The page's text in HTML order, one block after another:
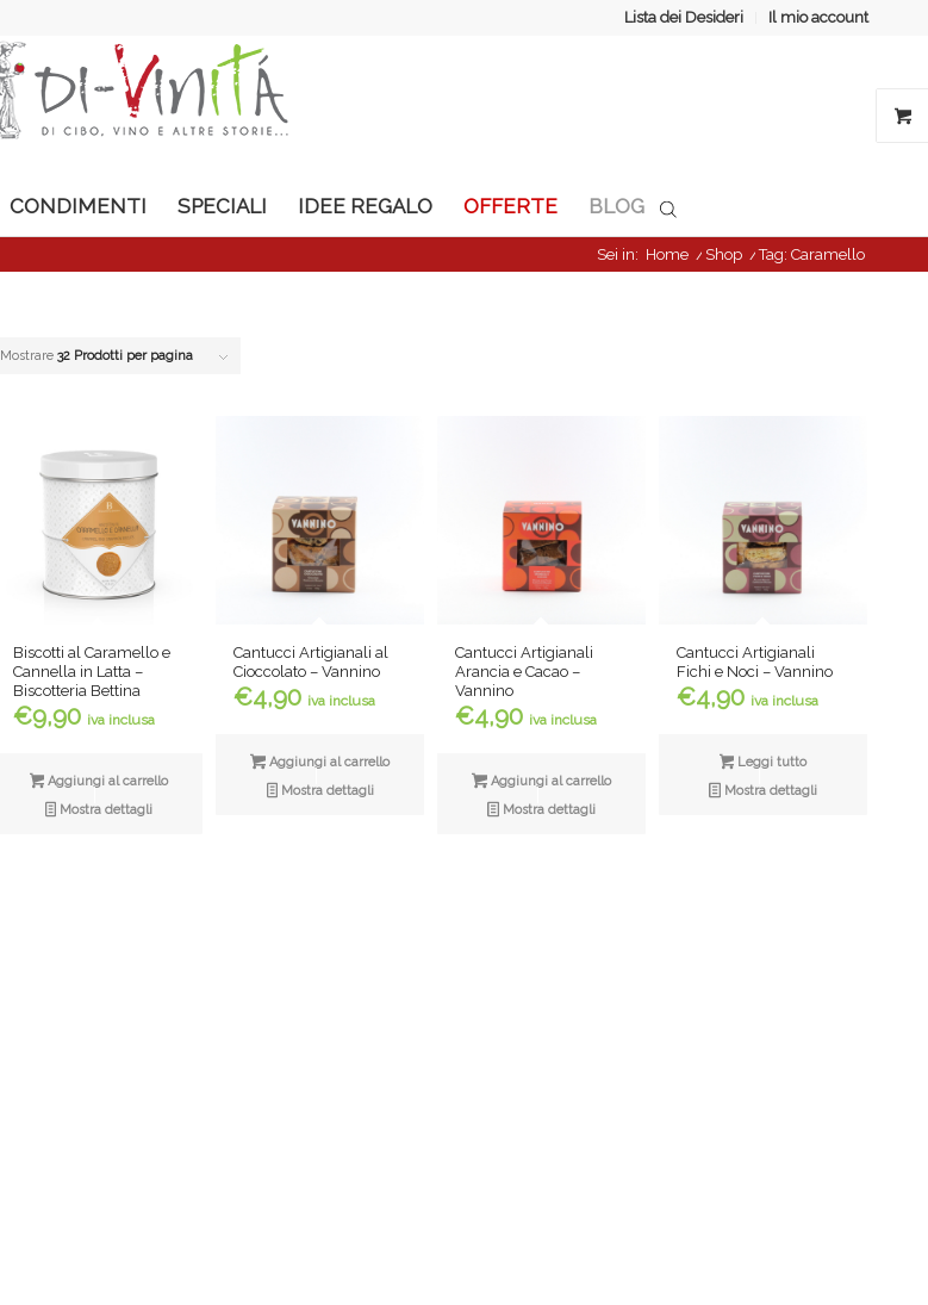
Lista dei Desideri Il mio account
CONDIMENTI SPECIALI IDEE REGALO OFFERTE BLOG
Sei in: Home / Shop /Tag: Caramello
Mostrare 32 Prodotti per pagina
Biscotti al Caramello e
Cannella in Latta –
Biscotteria Bettina
€9,90 iva inclusa
Aggiungi al carrello
Mostra dettagli
Cantucci Artigianali al
Cioccolato – Vannino
€4,90 iva inclusa
Aggiungi al carrello
Mostra dettagli
Cantucci Artigianali
Arancia e Cacao –
Vannino
€4,90 iva inclusa
Aggiungi al carrello
Mostra dettagli
Cantucci Artigianali
Fichi e Noci – Vannino
€4,90 iva inclusa
Leggi tutto
Mostra dettagli